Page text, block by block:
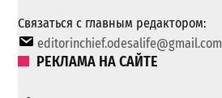
Связаться с главным редактором:
editorinchief.odesalife@gmail.com
РЕКЛАМА НА САЙТЕ